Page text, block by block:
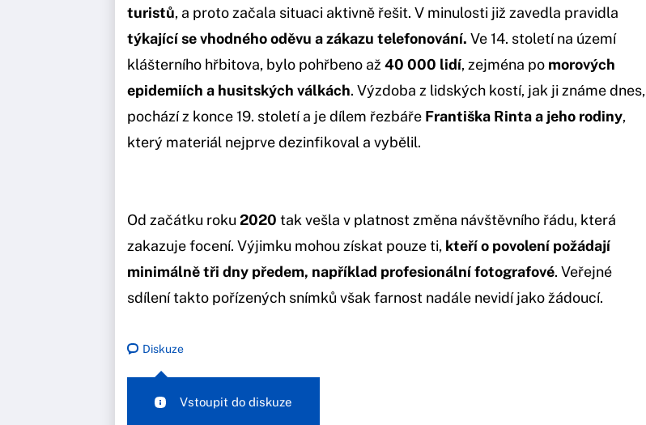
turistů, a proto začala situaci aktivně řešit. V minulosti již zavedla pravidla
týkající se vhodného oděvu a zákazu telefonování. Ve 14. století na území
klášterního hřbitova, bylo pohřbeno až 40 000 lidí, zejména po morových
epidemiích a husitských válkách. Výzdoba z lidských kostí, jak ji známe dnes,
pochází z konce 19. století a je dílem řezbáře Františka Rinta a jeho rodiny,
který materiál nejprve dezinfikoval a vybělil.
Od začátku roku 2020 tak vešla v platnost změna návštěvního řádu, která
zakazuje focení. Výjimku mohou získat pouze ti, kteří o povolení požádají
minimálně tři dny předem, například profesionální fotografové. Veřejné
sdílení takto pořízených snímků však farnost nadále nevidí jako žádoucí.
Diskuze
Vstoupit do diskuze